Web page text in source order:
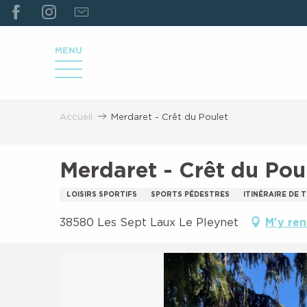
ALLER
AU
PRINCIPAL
MENU
Accueil Merdaret - Crêt du Poulet
Merdaret - Crêt du
LOISIRS SPORTIFS SPORTS PÉDESTRES ITINÉRAIRE DE
38580 Les Sept Laux Le Pleynet M'y